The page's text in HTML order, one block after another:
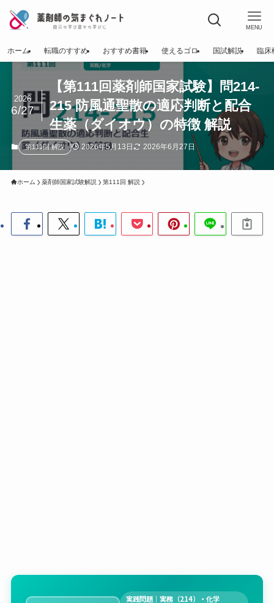
MENU
ホーム 転職のすすめ おすすめ書籍 使えるゴロ 国試解説 臨床
【第111回薬剤師国家試験】問214-
215 防風通聖散の適応判断と配合
生薬（ダイオウ）の特徴 解説
2026
6/27
第111回 解説 2026年5月13日 2026年6月27日
ホーム 薬剤師国家試験解説 第111回 解説
実践問題｜実務（214）・化学